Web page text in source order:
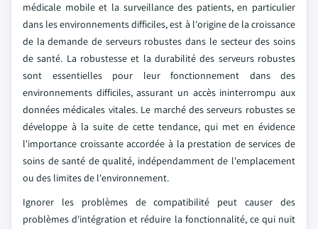
médicale mobile et la surveillance des patients, en particulier
dans les environnements difficiles, est à l'origine de la croissance
de la demande de serveurs robustes dans le secteur des soins
de santé. La robustesse et la durabilité des serveurs robustes
sont essentielles pour leur fonctionnement dans des
environnements difficiles, assurant un accès ininterrompu aux
données médicales vitales. Le marché des serveurs robustes se
développe à la suite de cette tendance, qui met en évidence
l'importance croissante accordée à la prestation de services de
soins de santé de qualité, indépendamment de l'emplacement
ou des limites de l'environnement.
Ignorer les problèmes de compatibilité peut causer des
problèmes d'intégration et réduire la fonctionnalité, ce qui nuit